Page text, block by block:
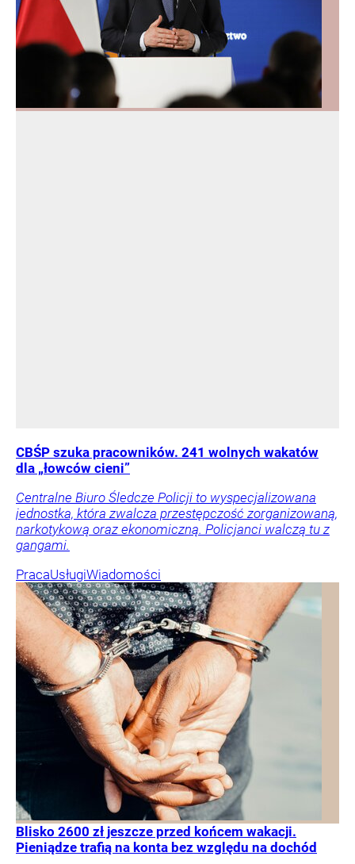
CBŚP szuka pracowników. 241 wolnych wakatów
dla „łowców cieni”
Centralne Biuro Śledcze Policji to wyspecjalizowana
jednostka, która zwalcza przestępczość zorganizowaną,
narkotykową oraz ekonomiczną. Policjanci walczą tu z
gangami.
PracaUsługiWiadomości
Blisko 2600 zł jeszcze przed końcem wakacji.
Pieniądze trafią na konta bez względu na dochód